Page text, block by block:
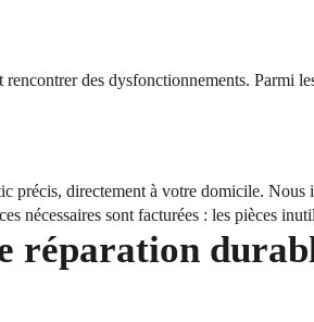
des dysfonctionnements. Parmi
précis, directement à votre domicile. Nous
nécessaires sont facturées : les pièces
réparation